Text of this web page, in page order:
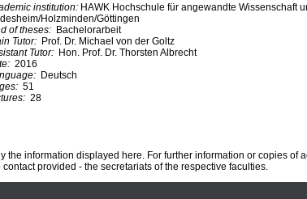
institution: HAWK Hochschule für angewandte Wissenschaft
Holzminden/Göttingen
of theses: Bachelorarbeit
Tutor: Prof. Dr. Michael von der Goltz
Tutor: Hon. Prof. Dr. Thorsten Albrecht
2016
Deutsch
51
28
the information displayed here. For further information or copies of
provided - the secretariats of the respective faculties.